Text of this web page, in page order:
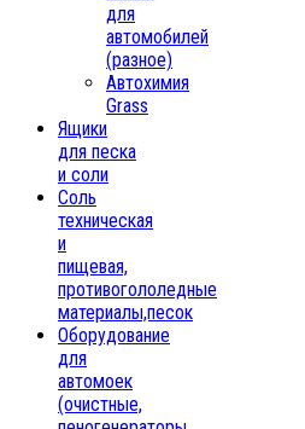
для
автомобилей
(разное)
Автохимия
Grass
Ящики
для песка
и соли
Соль
техническая
и
пищевая,
противогололедные
материалы,песок
Oборудование
для
автомоек
(очистные,